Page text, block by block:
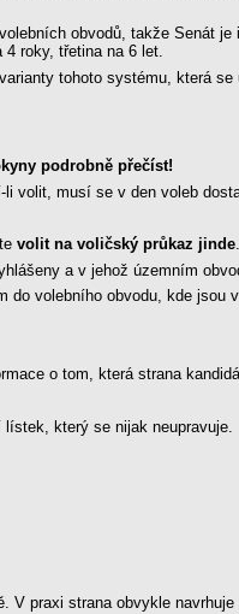
obvodů, takže Senát
roky, třetina na 6 let.
tohoto systému, která
podrobně přečíst!
volit, musí se v den voleb
volit na voličský průkaz jinde.
a v jehož územním
volebního obvodu, kde jsou
o tom, která strana
který se nijak neupravuje.
praxi strana obvykle